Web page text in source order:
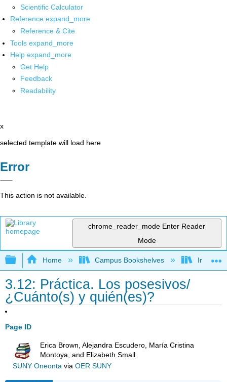
Scientific Calculator
Reference expand_more
Reference & Cite
Tools expand_more
Help expand_more
Get Help
Feedback
Readability
x
selected template will load here
Error
This action is not available.
chrome_reader_mode Enter Reader
Mode
Expand/collapse global hierarchy
Home Campus Bookshelves Imperial
3.12: Práctica. Los posesivos/
¿Cuánto(s) y quién(es)?
Page ID
Erica Brown, Alejandra Escudero, María Cristina
Montoya, and Elizabeth Small
SUNY Oneontavia OER SUNY